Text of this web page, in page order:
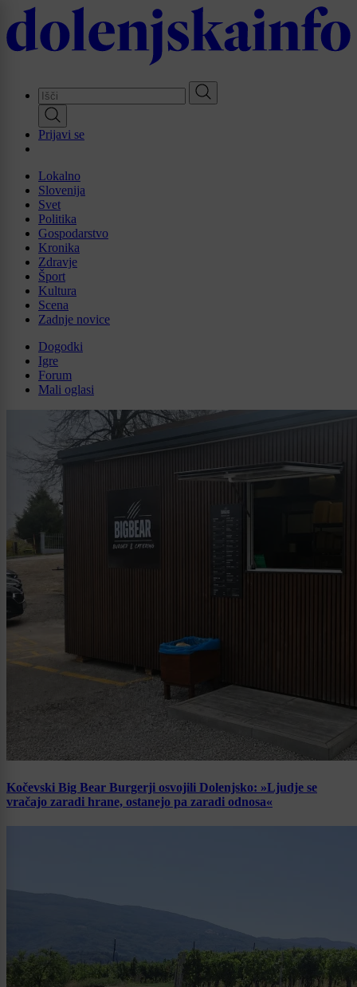
Skip
to
main
Prijavi se
Lokalno
Slovenija
Svet
Politika
Gospodarstvo
Kronika
Zdravje
Šport
Kultura
Scena
Zadnje novice
Dogodki
Igre
Forum
Mali oglasi
Kočevski Big Bear Burgerji osvojili Dolenjsko: »Ljudje se
vračajo zaradi hrane, ostanejo pa zaradi odnosa«